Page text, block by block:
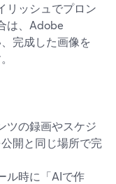
リッシュでプロン
は、Adobe
完成した画像を
ツの録画やスケジ
開と同じ場所で完
ル時に「AIで作